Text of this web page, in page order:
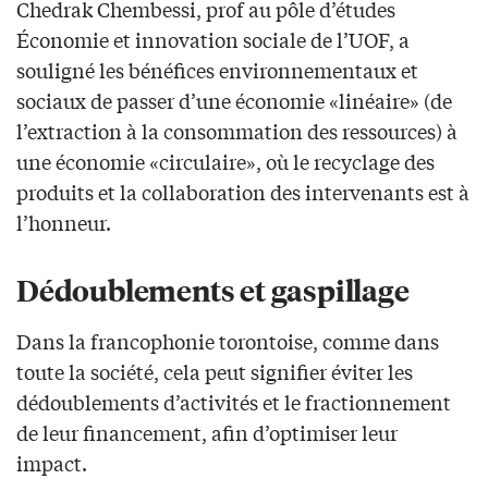
Chedrak Chembessi, prof au pôle d’études
Économie et innovation sociale de l’UOF, a
souligné les bénéfices environnementaux et
sociaux de passer d’une économie «linéaire» (de
l’extraction à la consommation des ressources) à
une économie «circulaire», où le recyclage des
produits et la collaboration des intervenants est à
l’honneur.
Dédoublements et gaspillage
Dans la francophonie torontoise, comme dans
toute la société, cela peut signifier éviter les
dédoublements d’activités et le fractionnement
de leur financement, afin d’optimiser leur
impact.